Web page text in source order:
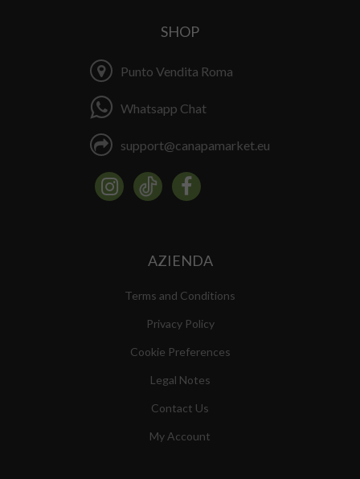
SHOP
Punto Vendita Roma
Whatsapp Chat
support@canapamarket.eu
AZIENDA
Terms and Conditions
Privacy Policy
Cookie Preferences
Legal Notes
Contact Us
My Account